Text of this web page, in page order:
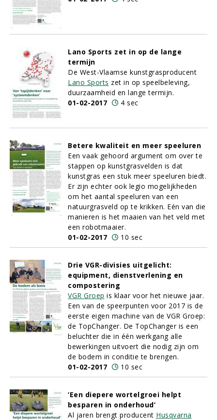
Lano Sports zet in op de lange
termijn
De West-Vlaamse kunstgrasproducent
Lano Sports zet in op speelbeleving,
duurzaamheid en lange termijn.
01-02-2017
4 sec
Betere kwaliteit en meer speeluren
Een vaak gehoord argument om over te
stappen op kunstgrasvelden is dat
kunstgras een stuk meer speeluren biedt.
Er zijn echter ook legio mogelijkheden
om het aantal speeluren van een
natuurgrasveld op te krikken. Eén van die
manieren is het maaien van het veld met
een robotmaaier.
01-02-2017
10 sec
Drie VGR-divisies uitgelicht:
equipment, dienstverlening en
compostering
VGR Groep is klaar voor het nieuwe jaar.
Een van de speerpunten voor 2017 is de
eerste eigen machine van de VGR Groep:
de TopChanger. De TopChanger is een
beluchter die in één werkgang alle
bewerkingen uitvoert die nodig zijn om
de bodem in conditie te brengen.
01-02-2017
10 sec
‘Een diepere wortelgroei helpt
besparen in onderhoud’
Al jaren brengt producent Husqvarna